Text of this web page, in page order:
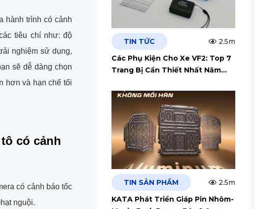
hành trình có cảnh
tiêu chí như: độ
nghiệm sử dụng,
sẽ dễ dàng chọn
hơn và hạn chế tối
có cảnh
có cảnh báo tốc
nguội.
TIN TỨC
2.5m
Các Phụ Kiện Cho Xe VF2: Top 7
Trang Bị Cần Thiết Nhất Năm
TIN SẢN PHẨM
2.5m
KATA Phát Triển Giáp Pin Nhôm-